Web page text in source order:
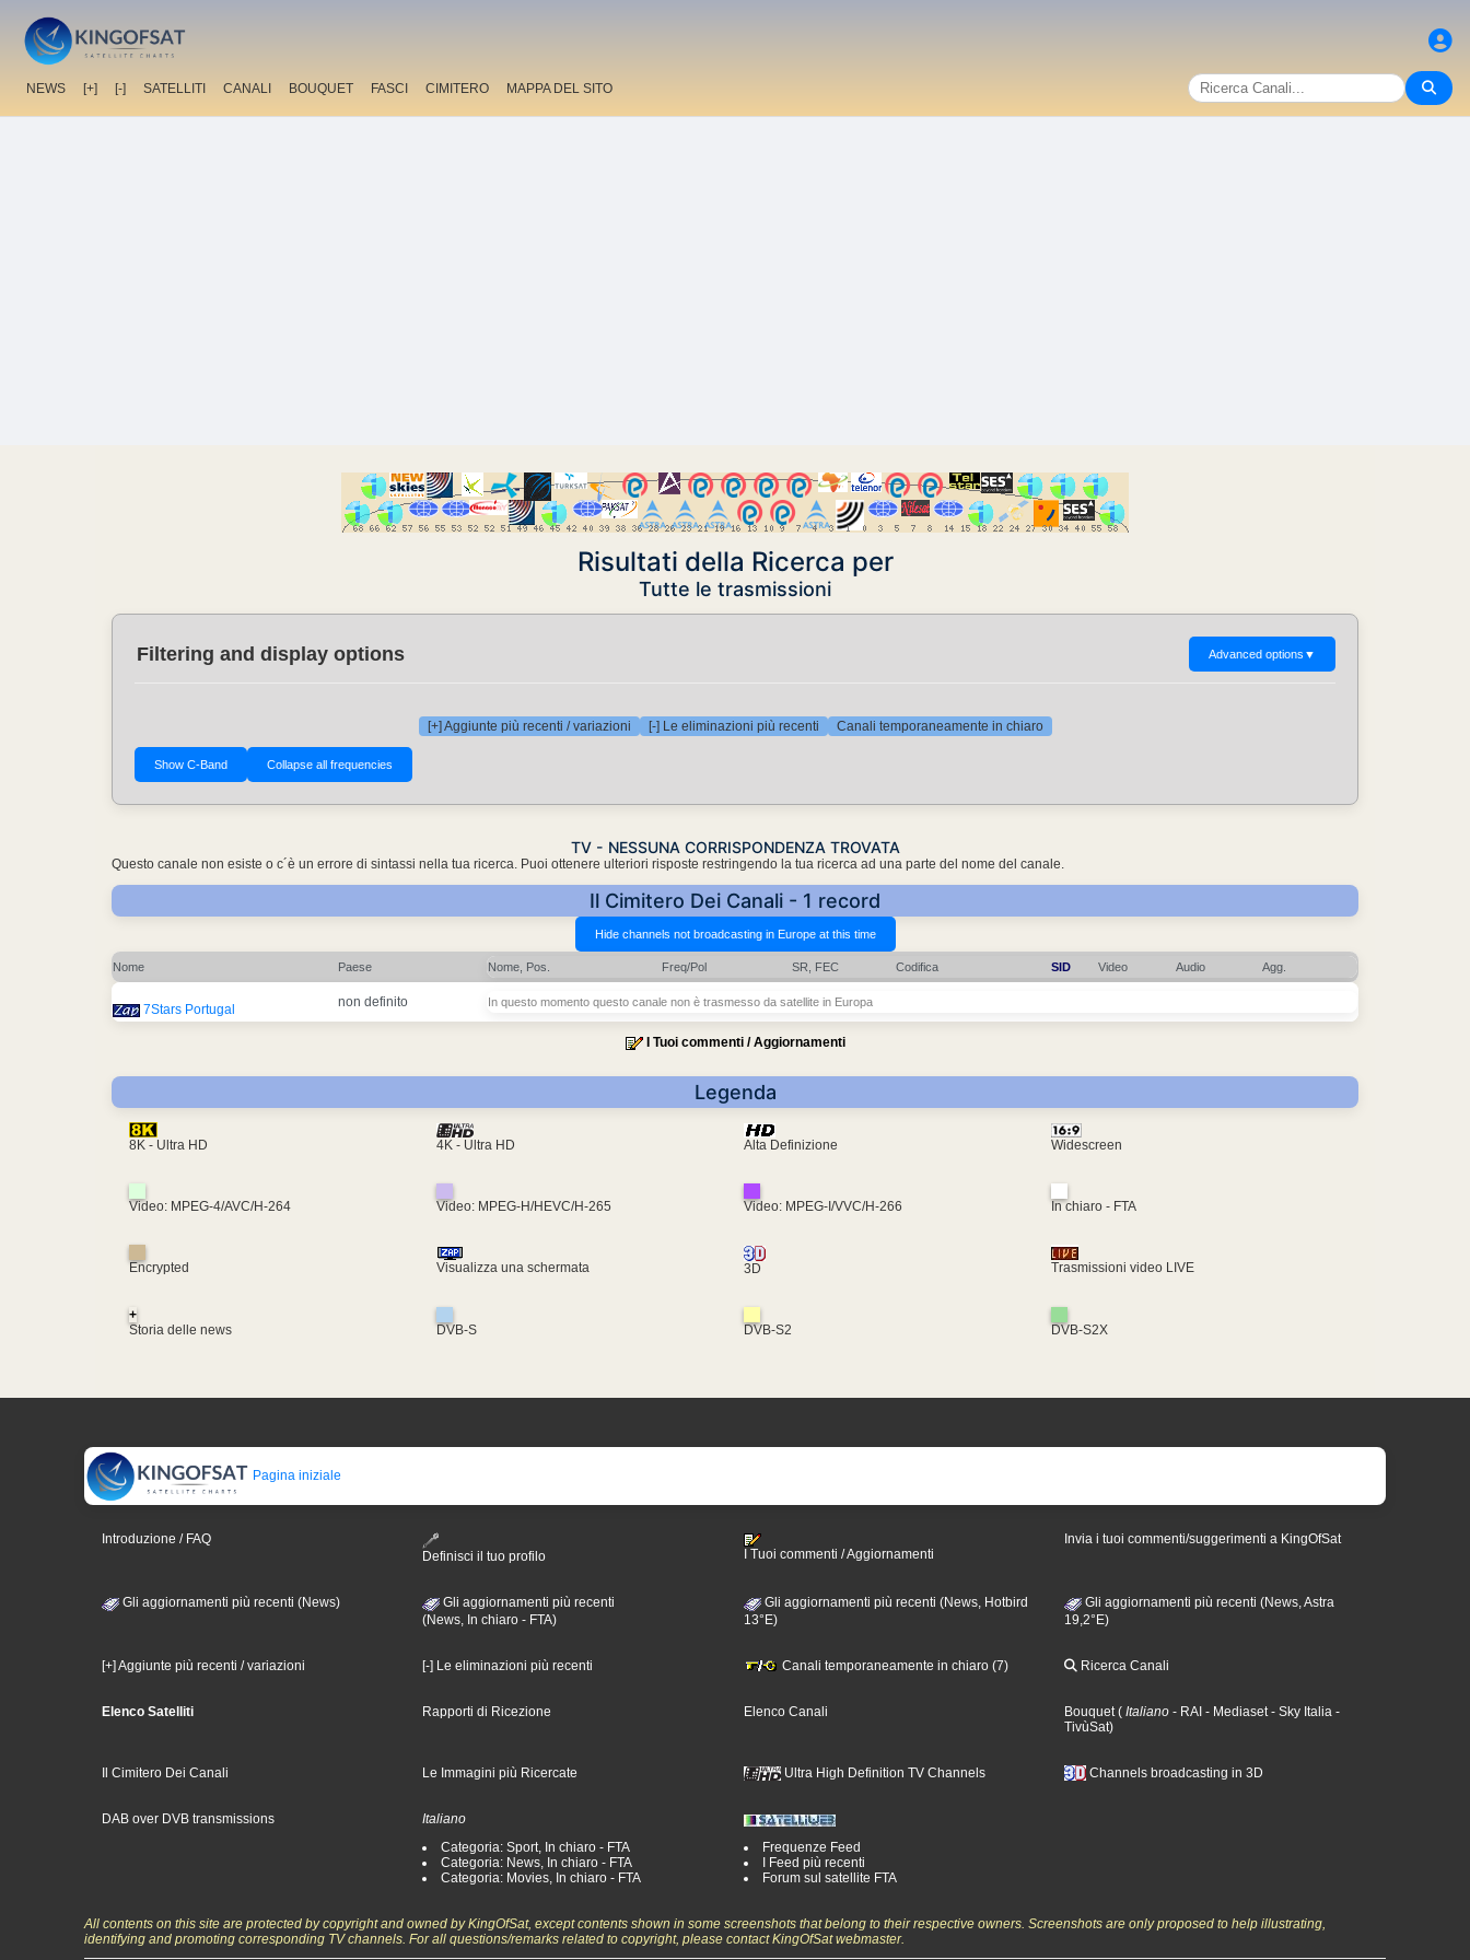
NEWS [+] [-] SATELLITI CANALI BOUQUET FASCI CIMITERO MAPPA DEL SITO
Risultati della Ricerca per
Tutte le trasmissioni
Filtering and display options Advanced options ▼
[+] Aggiunte più recenti / variazioni [-] Le eliminazioni più recenti Canali temporaneamente in chiaro
TV - NESSUNA CORRISPONDENZA TROVATA
Questo canale non esiste o c´è un errore di sintassi nella tua ricerca. Puoi ottenere ulteriori risposte restringendo la tua ricerca ad una parte del nome del canale.
Il Cimitero Dei Canali - 1 record
Nome Paese Nome, Pos. Freq/Pol SR, FEC Codifica SID Video Audio Agg.
7Stars Portugal non definito In questo momento questo canale non è trasmesso da satellite in Europa
I Tuoi commenti / Aggiornamenti
Legenda
8K - Ultra HD 4K - Ultra HD Alta Definizione Widescreen
Video: MPEG-4/AVC/H-264 Video: MPEG-H/HEVC/H-265 Video: MPEG-I/VVC/H-266 In chiaro - FTA
Encrypted Visualizza una schermata 3D Trasmissioni video LIVE
+
Storia delle news
DVB-S DVB-S2 DVB-S2X
Pagina iniziale
Introduzione / FAQ
Definisci il tuo profilo
I Tuoi commenti / Aggiornamenti
Invia i tuoi commenti/suggerimenti a KingOfSat
Gli aggiornamenti più recenti (News)
Gli aggiornamenti più recenti
(News, In chiaro - FTA)
Gli aggiornamenti più recenti (News, Hotbird
13°E)
Gli aggiornamenti più recenti (News, Astra
19,2°E)
[+] Aggiunte più recenti / variazioni [-] Le eliminazioni più recenti Canali temporaneamente in chiaro (7) Ricerca Canali
Elenco Satelliti Rapporti di Ricezione Elenco Canali Bouquet ( Italiano - RAI - Mediaset - Sky Italia -
TivùSat)
Il Cimitero Dei Canali Le Immagini più Ricercate Ultra High Definition TV Channels Channels broadcasting in 3D
DAB over DVB transmissions
Italiano
Categoria: Sport, In chiaro - FTA
Categoria: News, In chiaro - FTA
Categoria: Movies, In chiaro - FTA
Frequenze Feed
I Feed più recenti
Forum sul satellite FTA
All contents on this site are protected by copyright and owned by KingOfSat, except contents shown in some screenshots that belong to their respective owners. Screenshots are only proposed to help illustrating,
identifying and promoting corresponding TV channels. For all questions/remarks related to copyright, please contact KingOfSat webmaster.